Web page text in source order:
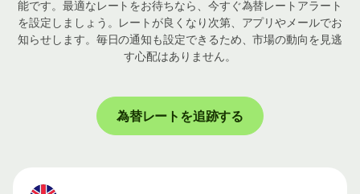
能です。最適なレートをお待ちなら、今すぐ為替レートアラート
を設定しましょう。レートが良くなり次第、アプリやメールでお
知らせします。毎日の通知も設定できるため、市場の動向を見逃
す心配はありません。
為替レートを追跡する